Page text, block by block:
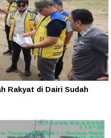
Rakyat di Dairi Sudah